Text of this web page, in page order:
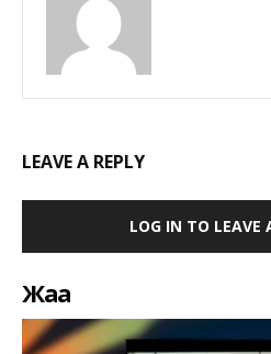
LEAVE A REPLY
LOG IN TO LEAVE
Жаңа